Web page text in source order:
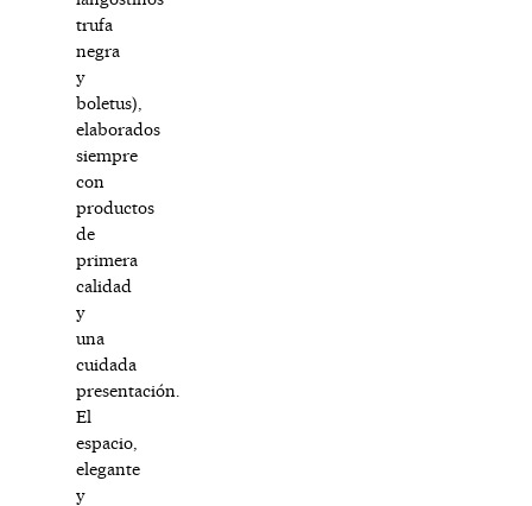
trufa
negra
y
boletus),
elaborados
siempre
con
productos
de
primera
calidad
y
una
cuidada
presentación.
El
espacio,
elegante
y